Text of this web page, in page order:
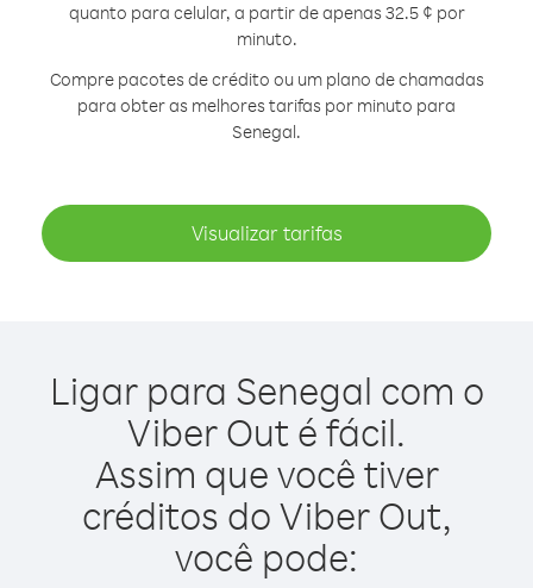
quanto para celular, a partir de apenas 32.5 ¢ por
minuto.
Compre pacotes de crédito ou um plano de chamadas
para obter as melhores tarifas por minuto para
Senegal.
Visualizar tarifas
Ligar para Senegal com o
Viber Out é fácil.
Assim que você tiver
créditos do Viber Out,
você pode: